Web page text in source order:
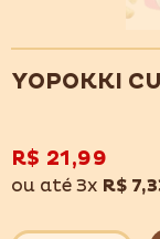
YOPOKKI
R$ 21,99
ou até 3x R$